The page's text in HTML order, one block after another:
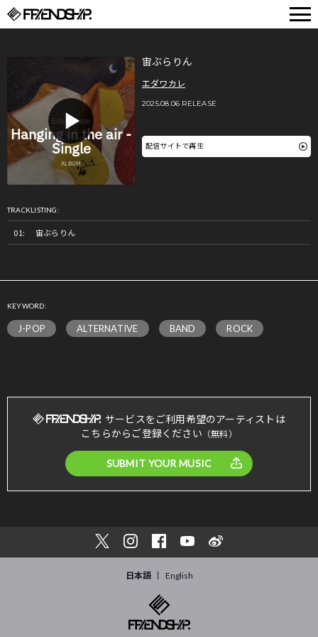
宙ぶらりん
エダワカレ
2025.08.06 RELEASE
配信サイトで再生
TRACKLISTING:
宙ぶらりん
KEYWORD:
J-POP ALTERNATIVE BAND ROCK
サービスをご利用希望のアーティストは
こちらからご登録ください （無料）
SUBMIT YOUR MUSIC
日本語 English